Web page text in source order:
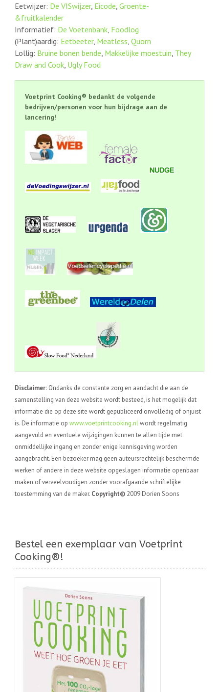
Eetwijzer: De VISwijzer, Eicode, Groente-
&fruitkalender
Informatief: De Voetenbank, Foodlog
(Plant)aardig: Eetbeeter, Meatless, Quorn
Lollig: Bruine bonen bende, Makkelijke moestuin, They
Draw and Cook, Ugly Food
Voetprint Cooking® bedankt de volgende
bedrijven/personen voor hun bijdrage aan de
lancering!
Disclaimer: Ondanks de constante zorg en aandacht die aan de
samenstelling van deze website wordt besteed, is het mogelijk dat
informatie die op deze site wordt gepubliceerd onvolledig of onjuist
is. De informatie op www.voetprintcooking.nlwordt regelmatig
aangevuld en eventuele wijzigingen kunnen te allen tijde met
onmiddellijke ingang en zonder enige kennisgeving worden
aangebracht. Een bezoeker mag geen auteursrechtelijk beschermde
werken of andere in deze website opgeslagen informatie openbaar
maken of verveelvoudigen zonder voorafgaande schriftelijke
toestemming van de maker. Copyright© 2009 Dorien Soons
Bestel een exemplaar van Voetprint
Cooking®!